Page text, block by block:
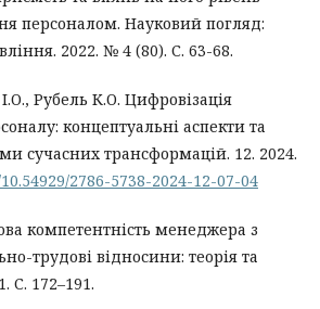
персоналом. Науковий погляд:
2022. № 4 (80). С. 63-68.
Рубель К.О. Цифровізація
концептуальні аспекти та
сучасних трансформацій. 12. 2024.
2786-5738-2024-12-07-04
компетентність менеджера з
трудові відносини: теорія та
С. 172–191.